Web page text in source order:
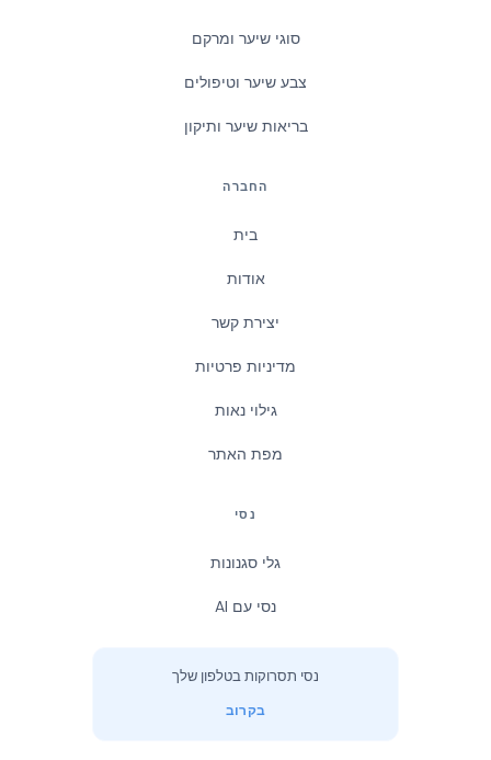
סוגי שיער ומרקם
צבע שיער וטיפולים
בריאות שיער ותיקון
החברה
בית
אודות
יצירת קשר
מדיניות פרטיות
גילוי נאות
מפת האתר
נסי
גלי סגנונות
נסי עם AI
נסי תסרוקות בטלפון שלך
בקרוב